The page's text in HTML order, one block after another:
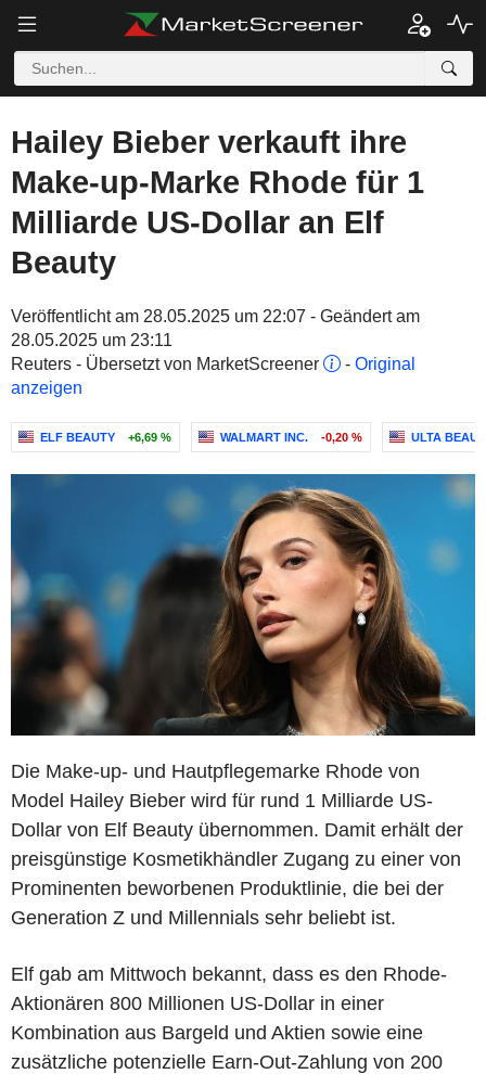
Hailey Bieber verkauft ihre
Make-up-Marke Rhode für 1
Milliarde US-Dollar an Elf
Beauty
Veröffentlicht am 28.05.2025 um 22:07 - Geändert am
28.05.2025 um 23:11
Reuters - Übersetzt von MarketScreener
- Original
anzeigen
ELF BEAUTY +6,69 % WALMART INC. -0,20 % ULTA
Die Make-up- und Hautpflegemarke Rhode von
Model Hailey Bieber wird für rund 1 Milliarde US-
Dollar von Elf Beauty übernommen. Damit erhält der
preisgünstige Kosmetikhändler Zugang zu einer von
Prominenten beworbenen Produktlinie, die bei der
Generation Z und Millennials sehr beliebt ist.
Elf gab am Mittwoch bekannt, dass es den Rhode-
Aktionären 800 Millionen US-Dollar in einer
Kombination aus Bargeld und Aktien sowie eine
zusätzliche potenzielle Earn-Out-Zahlung von 200